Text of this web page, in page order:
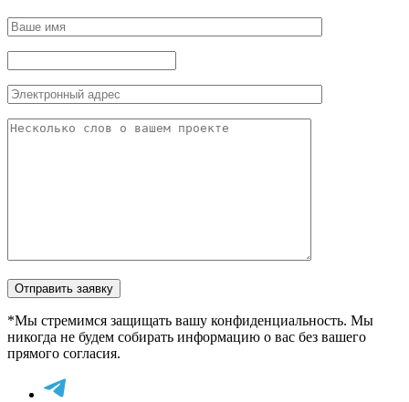
Отправить заявку
*Мы стремимся защищать вашу конфиденциальность. Мы
никогда не будем собирать информацию о вас без вашего
прямого согласия.